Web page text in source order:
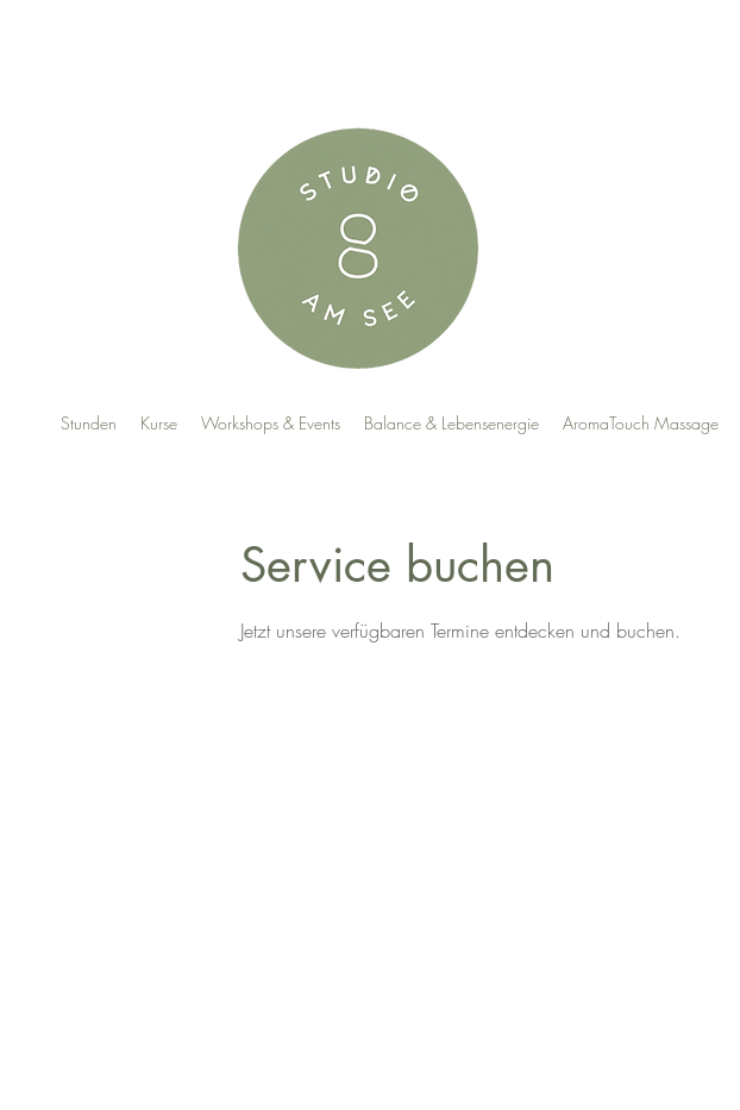
Stunden Kurse Workshops & Events Balance & Lebensenergie AromaTouch Massage
Service buchen
Jetzt unsere verfügbaren Termine entdecken und buchen.